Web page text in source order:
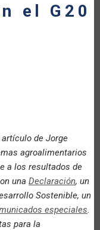
el G20
de Jorge
agroalimentarios
a los resultados de
una Declaración, un
Sostenible, un
especiales.
para la